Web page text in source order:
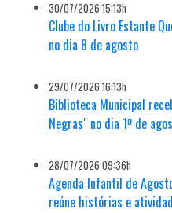
30/07/2026 15:13h
Clube do Livro Estante
no dia 8 de agosto
29/07/2026 16:13h
Biblioteca Municipal
Negras" no dia 1º de
28/07/2026 09:36h
Agenda Infantil de
reúne histórias e